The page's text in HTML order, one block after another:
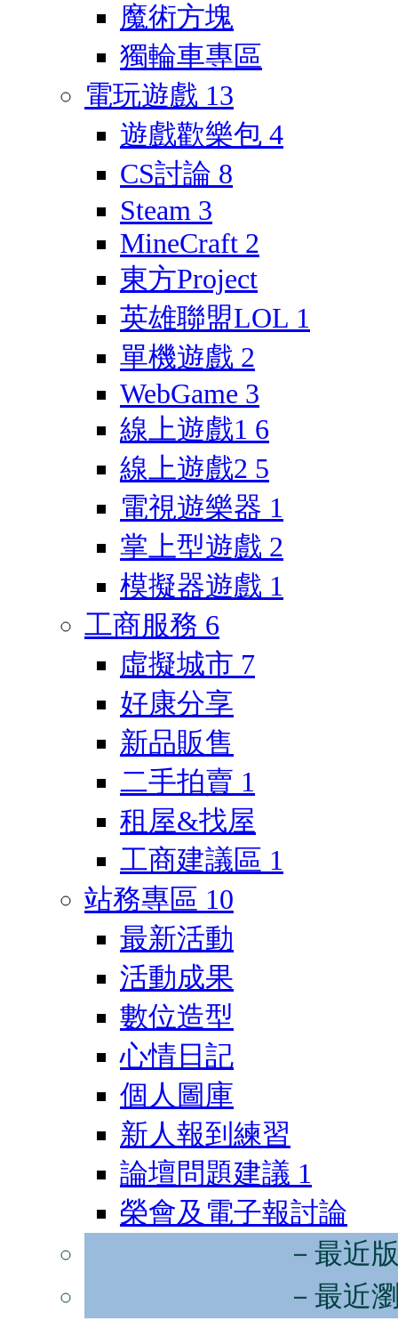
魔術方塊
獨輪車專區
電玩遊戲 13
遊戲歡樂包 4
CS討論 8
Steam 3
MineCraft 2
東方Project
英雄聯盟LOL 1
單機遊戲 2
WebGame 3
線上遊戲1 6
線上遊戲2 5
電視遊樂器 1
掌上型遊戲 2
模擬器遊戲 1
工商服務 6
虛擬城市 7
好康分享
新品販售
二手拍賣 1
租屋&找屋
工商建議區 1
站務專區 10
最新活動
活動成果
數位造型
心情日記
個人圖庫
新人報到練習
論壇問題建議 1
榮會及電子報討論
－最近
－最近